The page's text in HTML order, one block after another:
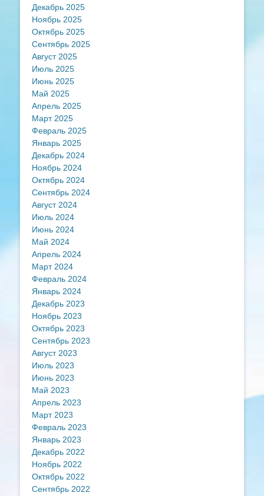
Декабрь 2025
Ноябрь 2025
Октябрь 2025
Сентябрь 2025
Август 2025
Июль 2025
Июнь 2025
Май 2025
Апрель 2025
Март 2025
Февраль 2025
Январь 2025
Декабрь 2024
Ноябрь 2024
Октябрь 2024
Сентябрь 2024
Август 2024
Июль 2024
Июнь 2024
Май 2024
Апрель 2024
Март 2024
Февраль 2024
Январь 2024
Декабрь 2023
Ноябрь 2023
Октябрь 2023
Сентябрь 2023
Август 2023
Июль 2023
Июнь 2023
Май 2023
Апрель 2023
Март 2023
Февраль 2023
Январь 2023
Декабрь 2022
Ноябрь 2022
Октябрь 2022
Сентябрь 2022